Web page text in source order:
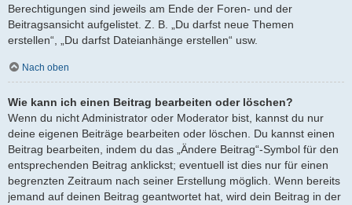
Berechtigungen sind jeweils am Ende der Foren- und der
Beitragsansicht aufgelistet. Z. B. „Du darfst neue Themen
erstellen“, „Du darfst Dateianhänge erstellen“ usw.
Nach oben
Wie kann ich einen Beitrag bearbeiten oder löschen?
Wenn du nicht Administrator oder Moderator bist, kannst du nur
deine eigenen Beiträge bearbeiten oder löschen. Du kannst einen
Beitrag bearbeiten, indem du das „Ändere Beitrag“-Symbol für den
entsprechenden Beitrag anklickst; eventuell ist dies nur für einen
begrenzten Zeitraum nach seiner Erstellung möglich. Wenn bereits
jemand auf deinen Beitrag geantwortet hat, wird dein Beitrag in der